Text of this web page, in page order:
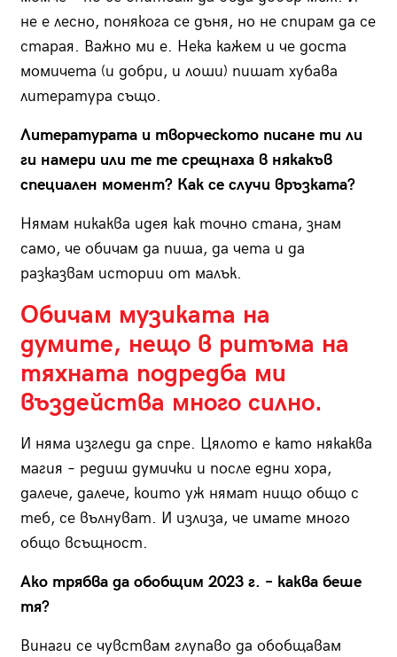
не е лесно, понякога се дъня, но не спирам да се
старая. Важно ми е. Нека кажем и че доста
момичета (и добри, и лоши) пишат хубава
литература също.
Литературата и творческото писане ти ли
ги намери или те те срещнаха в някакъв
специален момент? Как се случи връзката?
Нямам никаква идея как точно стана, знам
само, че обичам да пиша, да чета и да
разказвам истории от малък.
Обичам музиката на
думите, нещо в ритъма на
тяхната подредба ми
въздейства много силно.
И няма изгледи да спре. Цялото е като някаква
магия – редиш думички и после едни хора,
далече, далече, които уж нямат нищо общо с
теб, се вълнуват. И излиза, че имате много
общо всъщност.
Ако трябва да обобщим 2023 г. – каква беше
тя?
Винаги се чувствам глупаво да обобщавам